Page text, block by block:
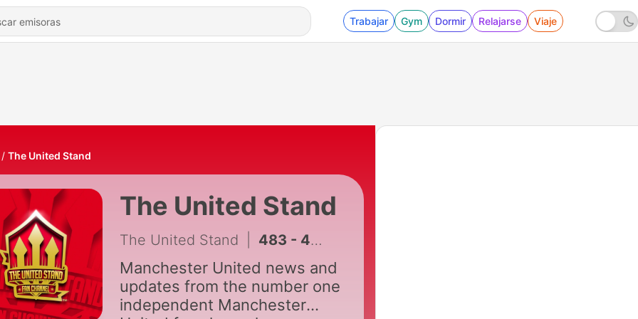
Trabajar Gym Dormir Relajarse Viaje
The United Stand
The United Stand
The United Stand 483 - 485: Carrick WANTS Berge or Adams!? Rashford and Zirkzee UNSELLABLE!
Manchester United news and
updates from the number one
independent Manchester